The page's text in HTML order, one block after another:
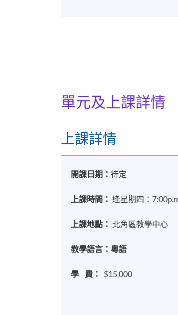
單元及上課詳情
上課詳情
開課日期：待定
上課時間：逢星期四：
上課地點： 北角區教學中心
教學語言：粵語
學 費： $15,000